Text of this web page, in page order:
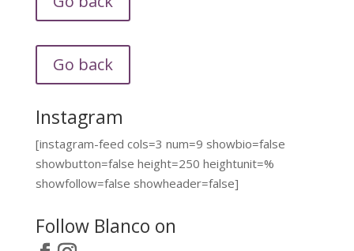
Go back
Instagram
[instagram-feed cols=3 num=9 showbio=false
showbutton=false height=250 heightunit=%
showfollow=false showheader=false]
Follow Blanco on